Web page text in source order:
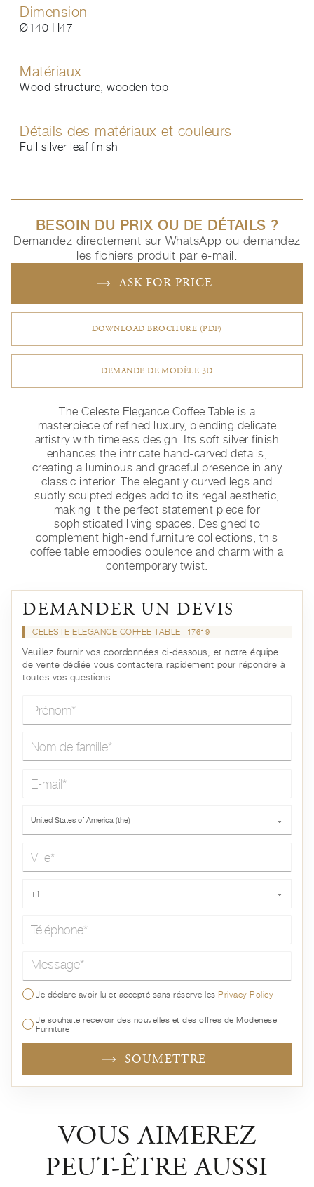
Dimension
Ø140 H47
Matériaux
Wood structure, wooden top
Détails des matériaux et couleurs
Full silver leaf finish
BESOIN DU PRIX OU DE DÉTAILS ?
Demandez directement sur WhatsApp ou demandez
les fichiers produit par e-mail.
ASK FOR PRICE
DOWNLOAD BROCHURE (PDF)
DEMANDE DE MODÈLE 3D
The Celeste Elegance Coffee Table is a
masterpiece of refined luxury, blending delicate
artistry with timeless design. Its soft silver finish
enhances the intricate hand-carved details,
creating a luminous and graceful presence in any
classic interior. The elegantly curved legs and
subtly sculpted edges add to its regal aesthetic,
making it the perfect statement piece for
sophisticated living spaces. Designed to
complement high-end furniture collections, this
coffee table embodies opulence and charm with a
contemporary twist.
DEMANDER UN DEVIS
CELESTE ELEGANCE COFFEE TABLE 17619
Veuillez fournir vos coordonnées ci-dessous, et notre équipe
de vente dédiée vous contactera rapidement pour répondre à
toutes vos questions.
United States of America (the) ⌄
+1 ⌄
Message*
Je déclare avoir lu et accepté sans réserve lesPrivacy Policy
Je souhaite recevoir des nouvelles et des offres de Modenese
Furniture
SOUMETTRE
VOUS AIMEREZ
PEUT-ÊTRE AUSSI